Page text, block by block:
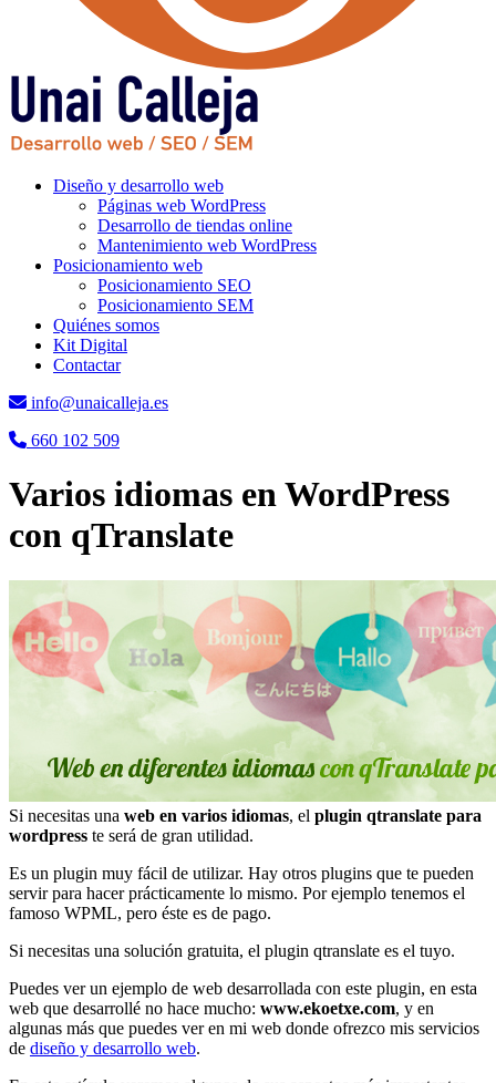
Diseño y desarrollo web
Páginas web WordPress
Desarrollo de tiendas online
Mantenimiento web WordPress
Posicionamiento web
Posicionamiento SEO
Posicionamiento SEM
Quiénes somos
Kit Digital
Contactar
info@unaicalleja.es
660 102 509
Varios idiomas en WordPress
con qTranslate
Si necesitas una web en varios idiomas, el plugin qtranslate para
wordpress te será de gran utilidad.
Es un plugin muy fácil de utilizar. Hay otros plugins que te pueden
servir para hacer prácticamente lo mismo. Por ejemplo tenemos el
famoso WPML, pero éste es de pago.
Si necesitas una solución gratuita, el plugin qtranslate es el tuyo.
Puedes ver un ejemplo de web desarrollada con este plugin, en esta
web que desarrollé no hace mucho: www.ekoetxe.com, y en
algunas más que puedes ver en mi web donde ofrezco mis servicios
de diseño y desarrollo web.